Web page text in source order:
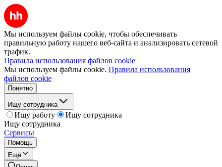
Мы используем файлы cookie, чтобы обеспечивать
правильную работу нашего веб-сайта и анализировать сетевой
трафик.
Правила использования файлов cookie
Мы используем файлы cookie. Правила использования
файлов cookie
Понятно
Ищу сотрудника
Ищу работу
Ищу сотрудника
Ищу сотрудника
Сервисы
Помощь
Ещё